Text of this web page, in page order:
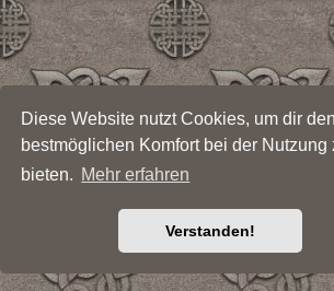
Diese Website nutzt Cookies, um dir den
bestmöglichen Komfort bei der Nutzung
bieten. Mehr erfahren
Verstanden!